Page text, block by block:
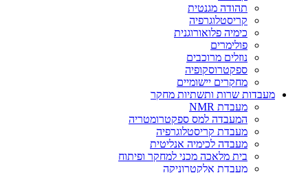
תהודה מגנטית
קריסטלוגרפיה
כימיה פלואורוגנית
פולימרים
נוזלים מרוכבים
ספקטרוסקופיה
מחקרים יישומיים
מעבדות שרות ותשתיות מחקר
מעבדת NMR
המעבדה למס ספקטרומטריה
מעבדת קריסטלוגרפיה
מעבדה לכימיה אנליטית
בית מלאכה מכני למחקר ופיתוח
מעבדת אלקטרוניקה